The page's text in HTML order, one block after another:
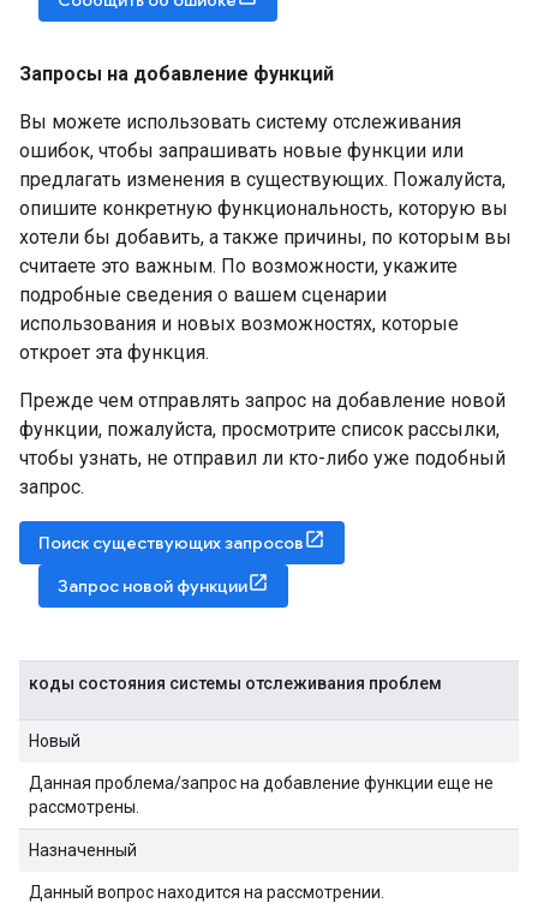
Запросы на добавление функций
Вы можете использовать систему отслеживания
ошибок, чтобы запрашивать новые функции или
предлагать изменения в существующих. Пожалуйста,
опишите конкретную функциональность, которую вы
хотели бы добавить, а также причины, по которым вы
считаете это важным. По возможности, укажите
подробные сведения о вашем сценарии
использования и новых возможностях, которые
откроет эта функция.
Прежде чем отправлять запрос на добавление новой
функции, пожалуйста, просмотрите список рассылки,
чтобы узнать, не отправил ли кто-либо уже подобный
запрос.
Поиск существующих запросов
Запрос новой функции
коды состояния системы отслеживания проблем
Новый
Данная проблема/запрос на добавление функции еще не
рассмотрены.
Назначенный
Данный вопрос находится на рассмотрении.